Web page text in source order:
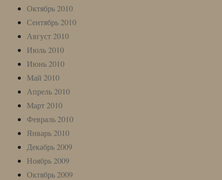
Октябрь 2010
Сентябрь 2010
Август 2010
Июль 2010
Июнь 2010
Май 2010
Апрель 2010
Март 2010
Февраль 2010
Январь 2010
Декабрь 2009
Ноябрь 2009
Октябрь 2009